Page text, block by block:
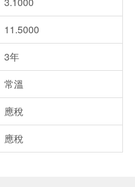
11.5000
3年
常溫
應稅
應稅